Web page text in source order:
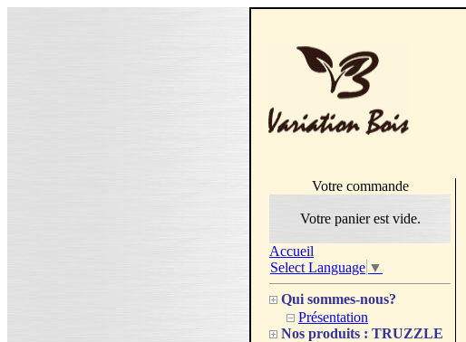
Votre commande
Votre panier est vide.
Accueil
Select Language ▼
Qui sommes-nous?
Présentation
Nos produits : TRUZZLE